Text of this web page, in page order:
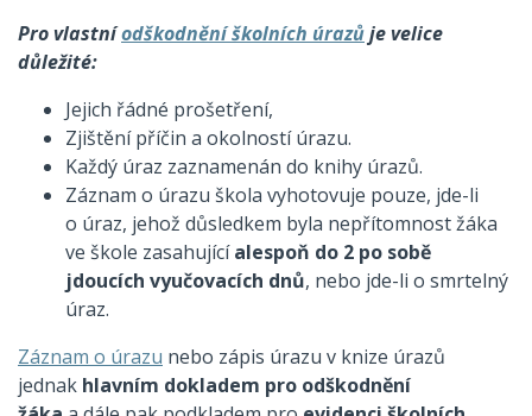
Pro vlastníodškodnění školních úrazůje velice
důležité:
Jejich řádné prošetření,
Zjištění příčin a okolností úrazu.
Každý úraz zaznamenán do knihy úrazů.
Záznam o úrazu škola vyhotovuje pouze, jde-li
o úraz, jehož důsledkem byla nepřítomnost žáka
ve škole zasahujícíalespoň do 2 po sobě
jdoucích vyučovacích dnů, nebo jde-li o smrtelný
úraz.
Záznam o úrazu nebo zápis úrazu v knize úrazů
jednak hlavním dokladem pro odškodnění